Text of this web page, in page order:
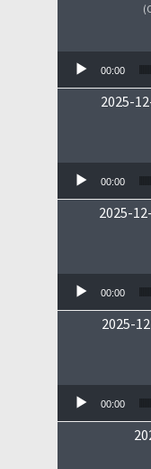
00:00
2025-
00:00
2025-
00:00
2025-
00:00